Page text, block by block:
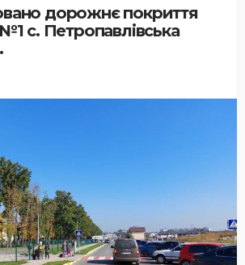
дорожнє покриття
с. Петропавлівська